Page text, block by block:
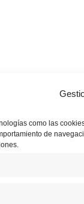
como las
de